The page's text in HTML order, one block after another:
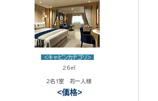
<キャビンカテゴリ>
26㎡
2名1室 お一人様
<価格>